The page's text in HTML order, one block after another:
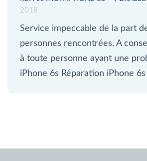
2018
Service impeccable de la part
personnes rencontrées. A
à toute personne ayant une
iPhone 6s Réparation iPhone 6s